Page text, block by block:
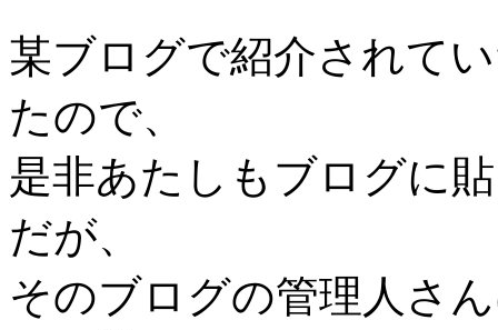
某ブログで紹介されて
たので、
是非あたしもブログに
だが、
そのブログの管理人さ